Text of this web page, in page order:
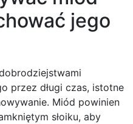
jego
przez długi czas, istotne
Miód powinien
słoiku, aby